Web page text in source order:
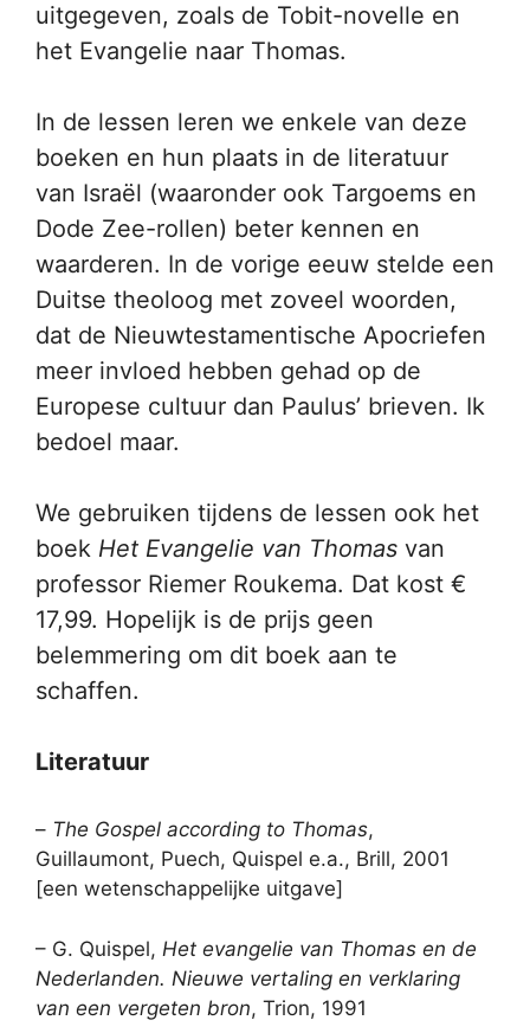
uitgegeven, zoals de Tobit-novelle en
het Evangelie naar Thomas.
In de lessen leren we enkele van deze
boeken en hun plaats in de literatuur
van Israël (waaronder ook Targoems en
Dode Zee-rollen) beter kennen en
waarderen. In de vorige eeuw stelde een
Duitse theoloog met zoveel woorden,
dat de Nieuwtestamentische Apocriefen
meer invloed hebben gehad op de
Europese cultuur dan Paulus’ brieven. Ik
bedoel maar.
We gebruiken tijdens de lessen ook het
boek Het Evangelie van Thomas van
professor Riemer Roukema. Dat kost €
17,99. Hopelijk is de prijs geen
belemmering om dit boek aan te
schaffen.
Literatuur
– The Gospel according to Thomas,
Guillaumont, Puech, Quispel e.a., Brill, 2001
[een wetenschappelijke uitgave]
– G. Quispel, Het evangelie van Thomas en de
Nederlanden. Nieuwe vertaling en verklaring
van een vergeten bron, Trion, 1991